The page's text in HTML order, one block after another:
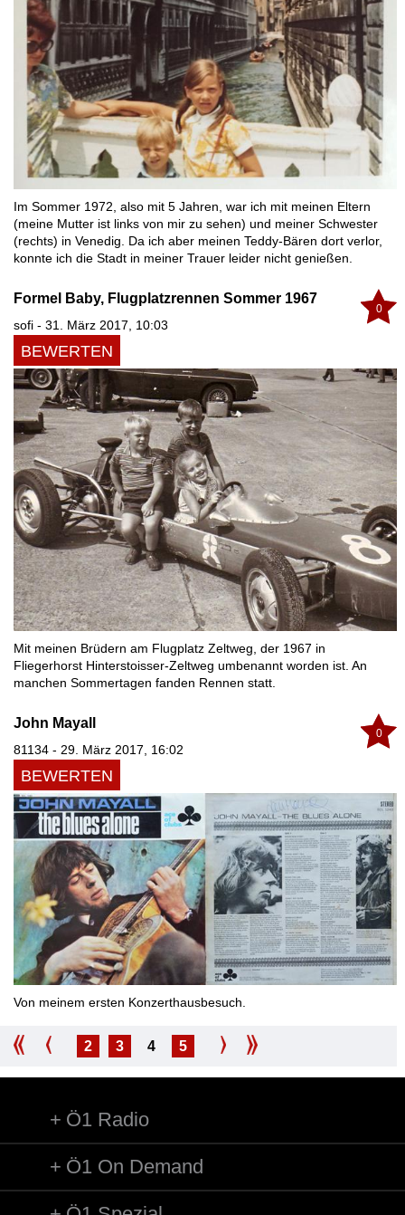
Im Sommer 1972, also mit 5 Jahren, war ich mit meinen Eltern
(meine Mutter ist links von mir zu sehen) und meiner Schwester
(rechts) in Venedig. Da ich aber meinen Teddy-Bären dort verlor,
konnte ich die Stadt in meiner Trauer leider nicht genießen.
0
Formel Baby, Flugplatzrennen Sommer 1967
sofi - 31. März 2017, 10:03
BEWERTEN
Mit meinen Brüdern am Flugplatz Zeltweg, der 1967 in
Fliegerhorst Hinterstoisser-Zeltweg umbenannt worden ist. An
manchen Sommertagen fanden Rennen statt.
0
John Mayall
81134 - 29. März 2017, 16:02
BEWERTEN
Von meinem ersten Konzerthausbesuch.
2 3 4 5
Ö1 Radio
Ö1 On Demand